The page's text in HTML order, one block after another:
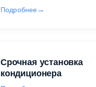
Подробнее
Срочная установка
кондиционера